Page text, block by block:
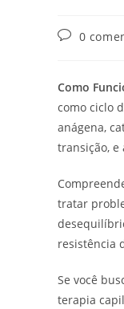
0
Como
como ciclo
anágena,
transição, e
tratar
resistência
Se você
terapia